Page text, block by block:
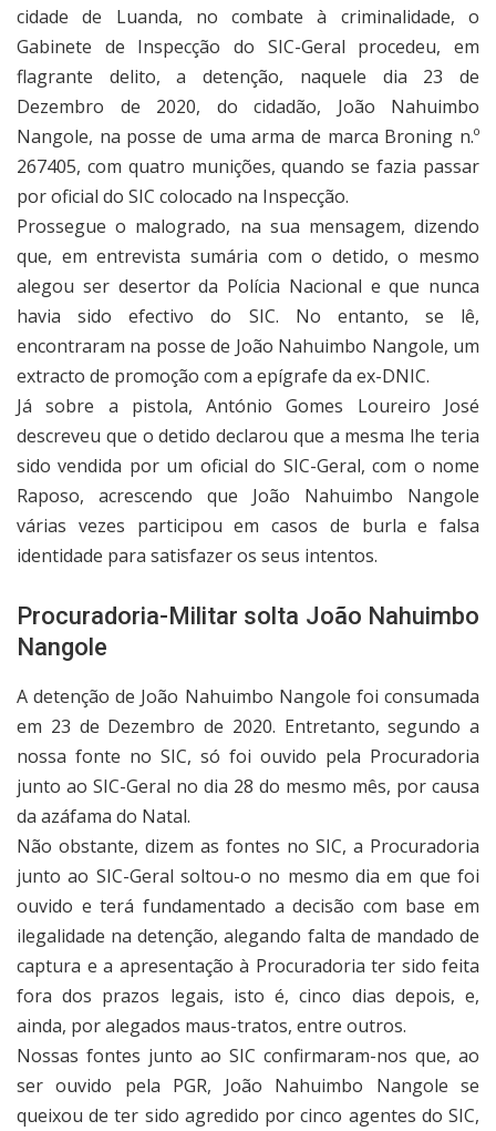
cidade de Luanda, no combate à criminalidade, o
Gabinete de Inspecção do SIC-Geral procedeu, em
flagrante delito, a detenção, naquele dia 23 de
Dezembro de 2020, do cidadão, João Nahuimbo
Nangole, na posse de uma arma de marca Broning n.º
267405, com quatro munições, quando se fazia passar
por oficial do SIC colocado na Inspecção.
Prossegue o malogrado, na sua mensagem, dizendo
que, em entrevista sumária com o detido, o mesmo
alegou ser desertor da Polícia Nacional e que nunca
havia sido efectivo do SIC. No entanto, se lê,
encontraram na posse de João Nahuimbo Nangole, um
extracto de promoção com a epígrafe da ex-DNIC.
Já sobre a pistola, António Gomes Loureiro José
descreveu que o detido declarou que a mesma lhe teria
sido vendida por um oficial do SIC-Geral, com o nome
Raposo, acrescendo que João Nahuimbo Nangole
várias vezes participou em casos de burla e falsa
identidade para satisfazer os seus intentos.
Procuradoria-Militar solta João Nahuimbo
Nangole
A detenção de João Nahuimbo Nangole foi consumada
em 23 de Dezembro de 2020. Entretanto, segundo a
nossa fonte no SIC, só foi ouvido pela Procuradoria
junto ao SIC-Geral no dia 28 do mesmo mês, por causa
da azáfama do Natal.
Não obstante, dizem as fontes no SIC, a Procuradoria
junto ao SIC-Geral soltou-o no mesmo dia em que foi
ouvido e terá fundamentado a decisão com base em
ilegalidade na detenção, alegando falta de mandado de
captura e a apresentação à Procuradoria ter sido feita
fora dos prazos legais, isto é, cinco dias depois, e,
ainda, por alegados maus-tratos, entre outros.
Nossas fontes junto ao SIC confirmaram-nos que, ao
ser ouvido pela PGR, João Nahuimbo Nangole se
queixou de ter sido agredido por cinco agentes do SIC,